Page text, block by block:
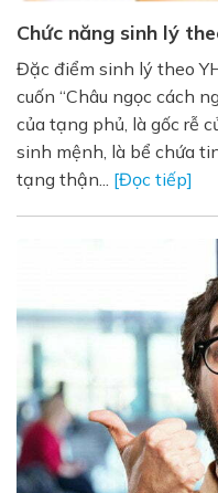
Chức năng sinh lý
Đặc điểm sinh lý theo
cuốn “Châu ngọc cách
của tạng phủ, là gốc rễ
sinh mệnh, là bể chứa
tạng thận... [Đọc tiếp]